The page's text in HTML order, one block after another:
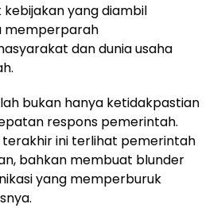
yang diambil
memperparah
dan dunia usaha
bukan hanya ketidakpastian
respons pemerintah.
ini terlihat pemerintah
bahkan membuat blunder
yang memperburuk